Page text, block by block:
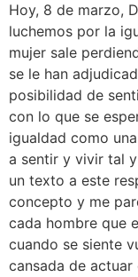
Hoy, 8 de marzo,
luchemos por la
mujer sale
se le han
posibilidad de
con lo que se
igualdad como
a sentir y vivir tal
un texto a este
concepto y me
cada hombre que
cuando se siente
cansada de